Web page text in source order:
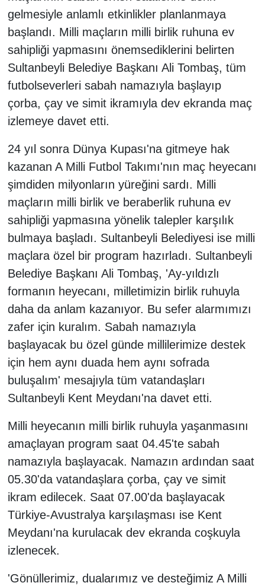
gelmesiyle anlamlı etkinlikler planlanmaya
başlandı. Milli maçların milli birlik ruhuna ev
sahipliği yapmasını önemsediklerini belirten
Sultanbeyli Belediye Başkanı Ali Tombaş, tüm
futbolseverleri sabah namazıyla başlayıp
çorba, çay ve simit ikramıyla dev ekranda maç
izlemeye davet etti.
24 yıl sonra Dünya Kupası'na gitmeye hak
kazanan A Milli Futbol Takımı'nın maç heyecanı
şimdiden milyonların yüreğini sardı. Milli
maçların milli birlik ve beraberlik ruhuna ev
sahipliği yapmasına yönelik talepler karşılık
bulmaya başladı. Sultanbeyli Belediyesi ise milli
maçlara özel bir program hazırladı. Sultanbeyli
Belediye Başkanı Ali Tombaş, 'Ay-yıldızlı
formanın heyecanı, milletimizin birlik ruhuyla
daha da anlam kazanıyor. Bu sefer alarmımızı
zafer için kuralım. Sabah namazıyla
başlayacak bu özel günde millilerimize destek
için hem aynı duada hem aynı sofrada
buluşalım' mesajıyla tüm vatandaşları
Sultanbeyli Kent Meydanı'na davet etti.
Milli heyecanın milli birlik ruhuyla yaşanmasını
amaçlayan program saat 04.45'te sabah
namazıyla başlayacak. Namazın ardından saat
05.30'da vatandaşlara çorba, çay ve simit
ikram edilecek. Saat 07.00'da başlayacak
Türkiye-Avustralya karşılaşması ise Kent
Meydanı'na kurulacak dev ekranda coşkuyla
izlenecek.
'Gönüllerimiz, dualarımız ve desteğimiz A Milli